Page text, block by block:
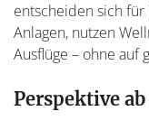
entscheiden sich
Anlagen, nutzen
Ausflüge – ohne auf
Perspektive